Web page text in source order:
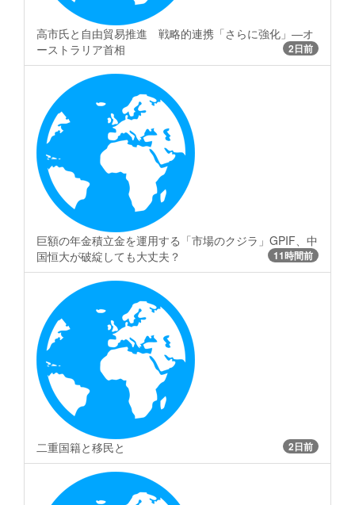
高市氏と自由貿易推進 戦略的連携「さらに強化」―オ
ーストラリア首相
2日前
巨額の年金積立金を運用する「市場のクジラ」GPIF、中
国恒大が破綻しても大丈夫？
11時間前
二重国籍と移民と 2日前